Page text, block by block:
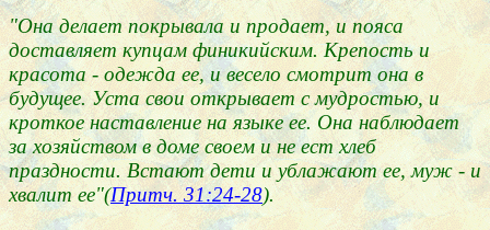
"Она делает покрывала и продает, и пояса
доставляет купцам финикийским. Крепость и
красота - одежда ее, и весело смотрит она в
будущее. Уста свои открывает с мудростью, и
кроткое наставление на языке ее. Она наблюдает
за хозяйством в доме своем и не ест хлеб
праздности. Встают дети и ублажают ее, муж - и
хвалит ее"(Притч. 31:24-28).